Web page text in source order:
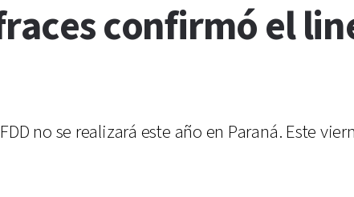
confirmó el
no se realizará este año en Paraná. Este